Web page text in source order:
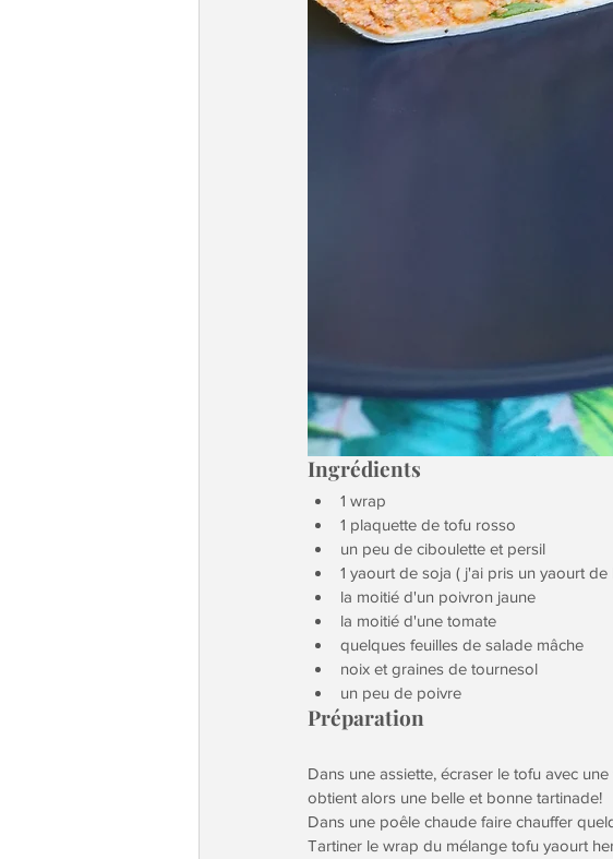
Ingrédients
1 wrap
1 plaquette de tofu rosso
un peu de ciboulette et persil
1 yaourt de soja ( j'ai pris un yaourt
la moitié d'un poivron jaune
la moitié d'une tomate
quelques feuilles de salade mâche
noix et graines de tournesol
un peu de poivre
Préparation
Dans une assiette, écraser le tofu avec
obtient alors une belle et bonne tartinade!
Dans une poêle chaude faire chauffer
Tartiner le wrap du mélange tofu yaourt